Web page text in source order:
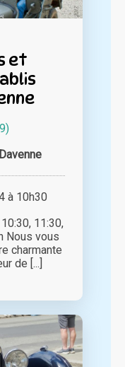
et
à 10h30
11:30,
Nous vous
charmante
de [...]